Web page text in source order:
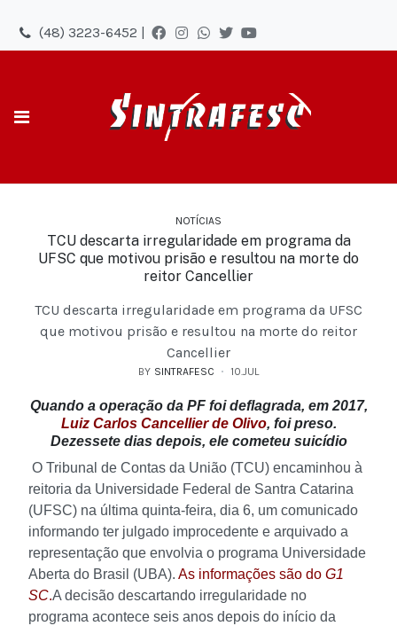
(48) 3223-6452 |
NOTÍCIAS
TCU descarta irregularidade em programa da
UFSC que motivou prisão e resultou na morte do
reitor Cancellier
TCU descarta irregularidade em programa da UFSC
que motivou prisão e resultou na morte do reitor
Cancellier
BY SINTRAFESC 10.JUL
Quando a operação da PF foi deflagrada, em 2017,
Luiz Carlos Cancellier de Olivo, foi preso.
Dezessete dias depois, ele cometeu suicídio
O Tribunal de Contas da União (TCU) encaminhou à
reitoria da Universidade Federal de Santra Catarina
(UFSC) na última quinta-feira, dia 6, um comunicado
informando ter julgado improcedente e arquivado a
representação que envolvia o programa Universidade
Aberta do Brasil (UBA). As informações são do G1
SC.A decisão descartando irregularidade no
programa acontece seis anos depois do início da